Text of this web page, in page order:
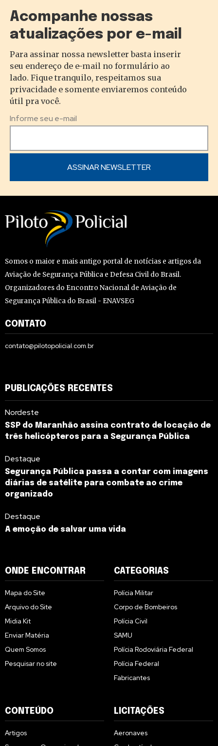
Acompanhe nossas
atualizações por e-mail
Para assinar nossa newsletter basta inserir
seu endereço de e-mail no formulário ao
lado. Fique tranquilo, respeitamos sua
privacidade e somente enviaremos conteúdo
útil pra você.
Informe seu e-mail
Somos o maior e mais antigo portal de notícias e artigos da
Aviação de Segurança Pública e Defesa Civil do Brasil.
Organizadores do Encontro Nacional de Aviação de
Segurança Pública do Brasil - ENAVSEG
CONTATO
contato@pilotopolicial.com.br
PUBLICAÇÕES RECENTES
Nordeste
SSP do Maranhão assina contrato de locação de
três helicópteros para a Segurança Pública
Destaque
Segurança Pública passa a contar com imagens
diárias de satélite para combate ao crime
organizado
Destaque
A emoção de salvar uma vida
ONDE ENCONTRAR
Mapa do Site
Arquivo do Site
Midia Kit
Enviar Matéria
Quem Somos
Pesquisar no site
CATEGORIAS
Polícia Militar
Corpo de Bombeiros
Polícia Civil
SAMU
Polícia Rodoviária Federal
Polícia Federal
Fabricantes
CONTEÚDO
Artigos
LICITAÇÕES
Aeronaves